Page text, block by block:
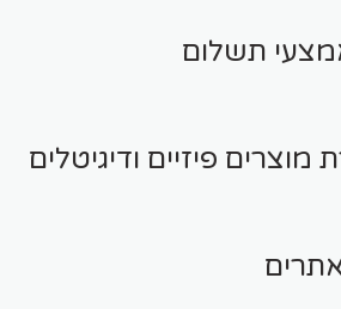
תשלום
פיזיים ודיגיטלים
אתרים